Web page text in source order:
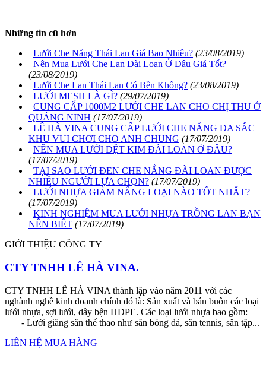
Những tin cũ hơn
Lưới Che Nắng Thái Lan Giá Bao Nhiêu? (23/08/2019)
Nên Mua Lưới Che Lan Đài Loan Ở Đâu Giá Tốt?
(23/08/2019)
Lưới Che Lan Thái Lan Có Bền Không? (23/08/2019)
LƯỚI MESH LÀ GÌ? (29/07/2019)
CUNG CẤP 1000M2 LƯỚI CHE LAN CHO CHỊ THU Ở
QUẢNG NINH (17/07/2019)
LÊ HÀ VINA CUNG CẤP LƯỚI CHE NẮNG ĐA SẮC
KHU VUI CHƠI CHO ANH CHUNG (17/07/2019)
NÊN MUA LƯỚI DỆT KIM ĐÀI LOAN Ở ĐÂU?
(17/07/2019)
TẠI SAO LƯỚI ĐEN CHE NẮNG ĐÀI LOAN ĐƯỢC
NHIỀU NGƯỜI LỰA CHỌN? (17/07/2019)
LƯỚI NHỰA GIẢM NẮNG LOẠI NÀO TỐT NHẤT?
(17/07/2019)
KINH NGHIỆM MUA LƯỚI NHỰA TRỒNG LAN BẠN
NÊN BIẾT (17/07/2019)
GIỚI THIỆU CÔNG TY
CTY TNHH LÊ HÀ VINA.
CTY TNHH LÊ HÀ VINA thành lập vào năm 2011 với các
nghành nghề kinh doanh chính đó là: Sản xuất và bán buôn các loại
lưới nhựa, sợi lưới, dây bện HDPE. Các loại lưới nhựa bao gồm:
- Lưới giăng sân thể thao như sân bóng đá, sân tennis, sân tập...
LIÊN HỆ MUA HÀNG